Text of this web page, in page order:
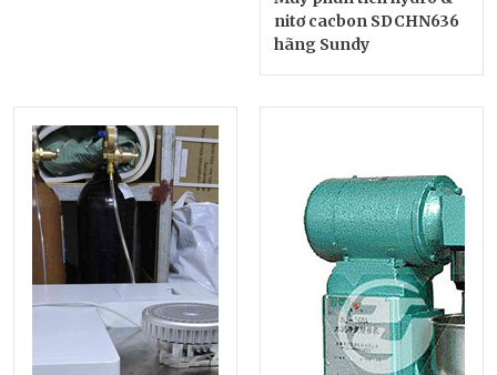
nitơ cacbon SDCHN636
hãng Sundy